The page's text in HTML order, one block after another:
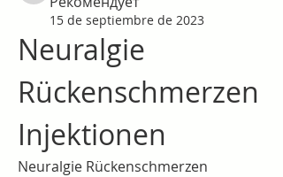
15 de septiembre de 2023
Neuralgie
Rückenschmerzen
Injektionen
Neuralgie Rückenschmerzen